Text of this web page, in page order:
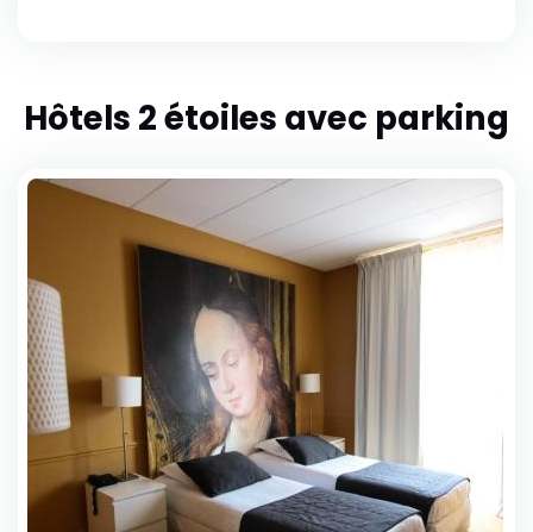
Hôtels 2 étoiles avec parking